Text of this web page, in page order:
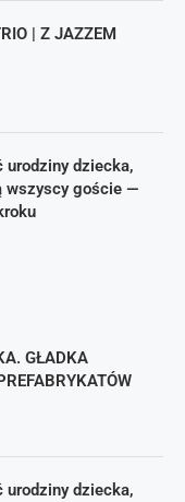
| Z JAZZEM
urodziny dziecka,
wszyscy goście —
GŁADKA
urodziny dziecka,